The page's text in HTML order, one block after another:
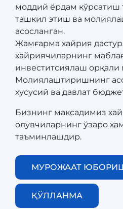
моддий ёрдам кўрсатиш
ташкил этиш ва
асосланган.
​​​​​​​Жамғарма хайрия
хайриячиларнинг
инвеститсиялаш
Молиялаштиришнинг
хусусий ва давлат
Бизнинг мақсадимиз
олувчиларнинг ўзаро
таъминлашдир.
МУРОЖААТ
ҚЎЛЛАНМА